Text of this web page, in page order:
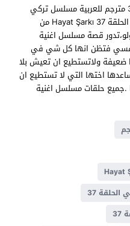
شاهد مسلسل اغنية الحياة الحلقة 37 مترجم للعربية مسلسل تركي
دراما ورومنسية مسلسل اغنية الحياة الحلقة 37 Hayat Şarkı من
قصة مسلسل اغنية
نفسي فتظن انها كل شي في
ضعيفة ولاتستطيع ان تعيش بلا
اختها التي لا تستطيع ان
حلقات مسلسل اغنية
37